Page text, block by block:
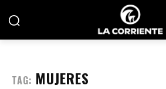
TAG: MUJERES